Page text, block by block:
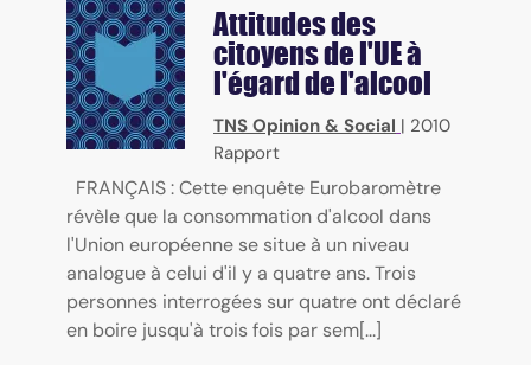
Attitudes des
citoyens de l'UE à
l'égard de l'alcool
TNS Opinion & Social | 2010
Rapport
FRANÇAIS : Cette enquête Eurobaromètre
révèle que la consommation d'alcool dans
l'Union européenne se situe à un niveau
analogue à celui d'il y a quatre ans. Trois
personnes interrogées sur quatre ont déclaré
en boire jusqu'à trois fois par sem[...]